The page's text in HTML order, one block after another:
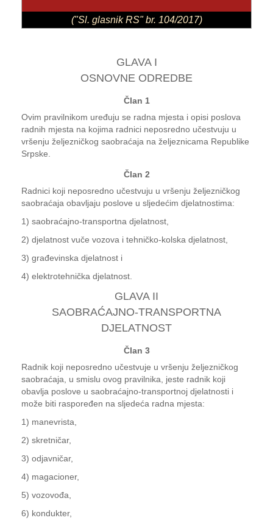
("Sl. glasnik RS" br. 104/2017)
GLAVA I
OSNOVNE ODREDBE
Član 1
Ovim pravilnikom uređuju se radna mjesta i opisi poslova
radnih mjesta na kojima radnici neposredno učestvuju u
vršenju željezničkog saobraćaja na željeznicama Republike
Srpske.
Član 2
Radnici koji neposredno učestvuju u vršenju željezničkog
saobraćaja obavljaju poslove u sljedećim djelatnostima:
1) saobraćajno-transportna djelatnost,
2) djelatnost vuče vozova i tehničko-kolska djelatnost,
3) građevinska djelatnost i
4) elektrotehnička djelatnost.
GLAVA II
SAOBRAĆAJNO-TRANSPORTNA
DJELATNOST
Član 3
Radnik koji neposredno učestvuje u vršenju željezničkog
saobraćaja, u smislu ovog pravilnika, jeste radnik koji
obavlja poslove u saobraćajno-transportnoj djelatnosti i
može biti raspoređen na sljedeća radna mjesta:
1) manevrista,
2) skretničar,
3) odjavničar,
4) magacioner,
5) vozovođa,
6) kondukter,